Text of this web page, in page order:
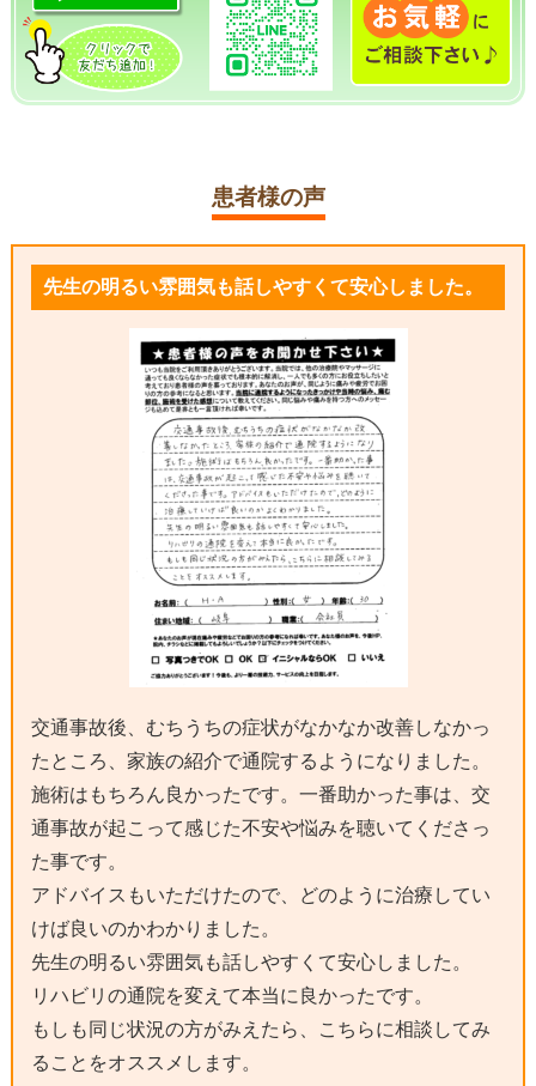
患者様の声
先生の明るい雰囲気も話しやすくて安心しました。
交通事故後、むちうちの症状がなかなか改善しなかっ
たところ、家族の紹介で通院するようになりました。
施術はもちろん良かったです。一番助かった事は、交
通事故が起こって感じた不安や悩みを聴いてくださっ
た事です。
アドバイスもいただけたので、どのように治療してい
けば良いのかわかりました。
先生の明るい雰囲気も話しやすくて安心しました。
リハビリの通院を変えて本当に良かったです。
もしも同じ状況の方がみえたら、こちらに相談してみ
ることをオススメします。